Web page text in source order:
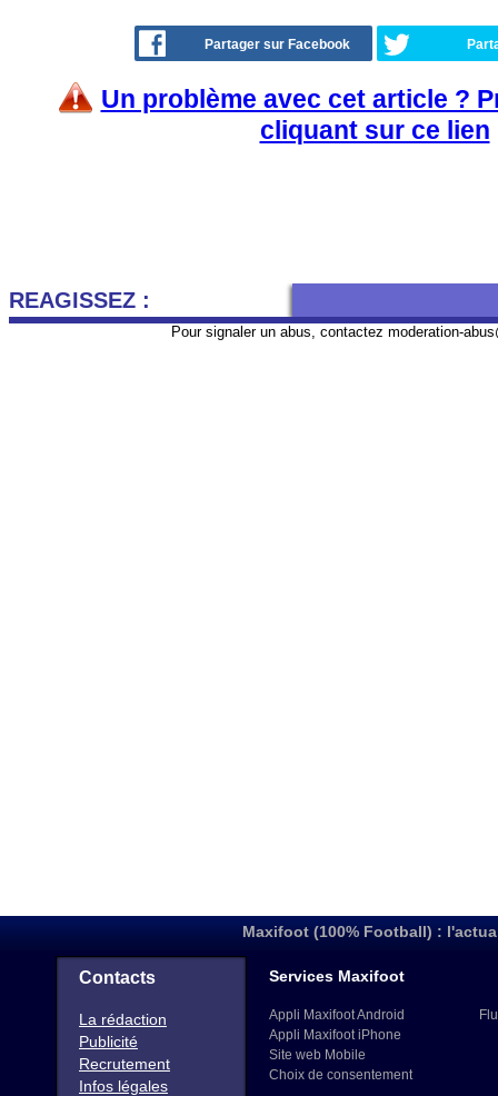
Partager sur Facebook
Un problème avec cet article ?
cliquant sur ce lien
REAGISSEZ :
Pour signaler un abus, contactez moderation-
Maxifoot (100% Football) :
Contacts
La rédaction
Publicité
Recrutement
Infos légales
Services Maxifoot
Appli Maxifoot Android
Appli Maxifoot iPhone
Site web Mobile
Choix de consentement